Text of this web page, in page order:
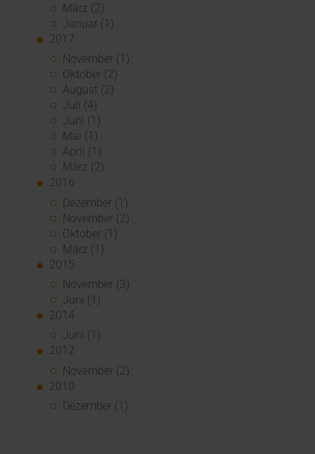
März (2)
Januar (1)
2017
November (1)
Oktober (2)
August (2)
Juli (4)
Juni (1)
Mai (1)
April (1)
März (2)
2016
Dezember (1)
November (2)
Oktober (1)
März (1)
2015
November (3)
Juni (1)
2014
Juni (1)
2012
November (2)
2010
Dezember (1)